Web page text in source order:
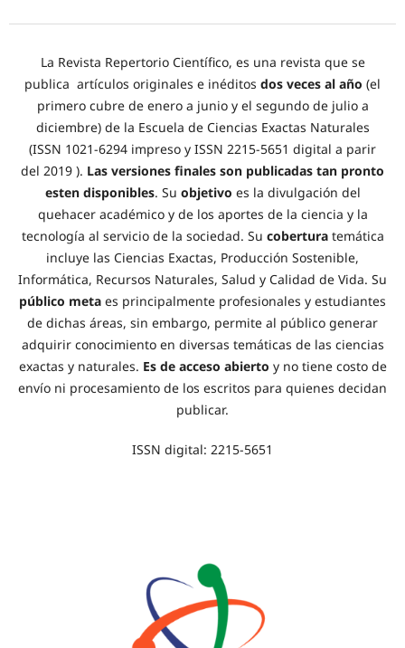
La Revista Repertorio Científico, es una revista que se
publica artículos originales e inéditos dos veces al año (el
primero cubre de enero a junio y el segundo de julio a
diciembre) de la Escuela de Ciencias Exactas Naturales
(ISSN 1021-6294 impreso y ISSN 2215-5651 digital a parir
del 2019 ). Las versiones finales son publicadas tan pronto
esten disponibles. Su objetivo es la divulgación del
quehacer académico y de los aportes de la ciencia y la
tecnología al servicio de la sociedad. Su coberturatemática
incluye las Ciencias Exactas, Producción Sostenible,
Informática, Recursos Naturales, Salud y Calidad de Vida. Su
público meta es principalmente profesionales y estudiantes
de dichas áreas, sin embargo, permite al público generar
adquirir conocimiento en diversas temáticas de las ciencias
exactas y naturales. Es de acceso abierto y no tiene costo de
envío ni procesamiento de los escritos para quienes decidan
publicar.
ISSN digital: 2215-5651